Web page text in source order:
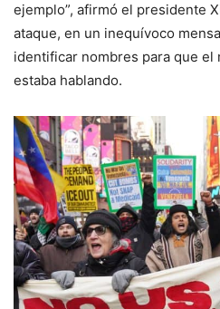
ejemplo”, afirmó el presidente
ataque, en un inequívoco
identificar nombres para que el
estaba hablando.